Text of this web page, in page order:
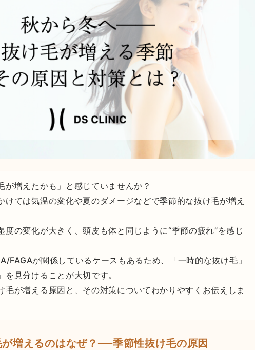
が増えたかも」と感じていませんか？
けては気温の変化や夏のダメージなどで季節的な抜け毛が増え
度の変化が大きく、頭皮も体と同じように“季節の疲れ”を感じ
FAGAが関係しているケースもあるため、「一時的な抜け毛」
を見分けることが大切です。
毛が増える原因と、その対策についてわかりやすくお伝えしま
増えるのはなぜ？──季節性抜け毛の原因